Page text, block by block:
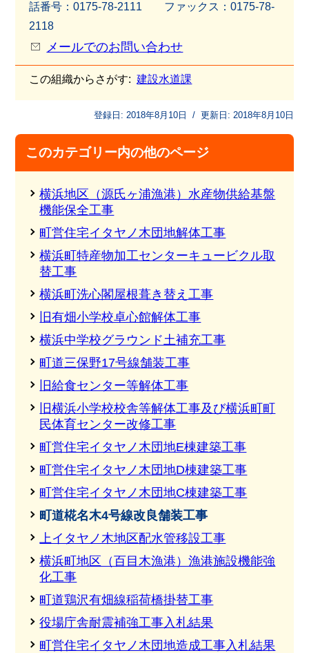
話番号：0175-78-2111 ファッ クス：0175-78-
2118
メールでのお問い合わせ
この組織からさがす:建設水道課
登録日: 2018年8月10日 / 更新日: 2018年8月10日
このカテゴリー内の他のページ
横浜地区（源氏ヶ浦漁港）水産物供給基盤
機能保全工事
町営住宅イタヤノ木団地解体工事
横浜町特産物加工センターキュービクル取
替工事
横浜町洗心閣屋根葺き替え工事
旧有畑小学校卓心館解体工事
横浜中学校グラウンド土補充工事
町道三保野17号線舗装工事
旧給食センター等解体工事
旧横浜小学校校舎等解体工事及び横浜町町
民体育センター改修工事
町営住宅イタヤノ木団地E棟建築工事
町営住宅イタヤノ木団地D棟建築工事
町営住宅イタヤノ木団地C棟建築工事
町道椛名木4号線改良舗装工事
上イタヤノ木地区配水管移設工事
横浜町地区（百目木漁港）漁港施設機能強
化工事
町道鶏沢有畑線稲荷橋掛替工事
役場庁舎耐震補強工事入札結果
町営住宅イタヤノ木団地造成工事入札結果